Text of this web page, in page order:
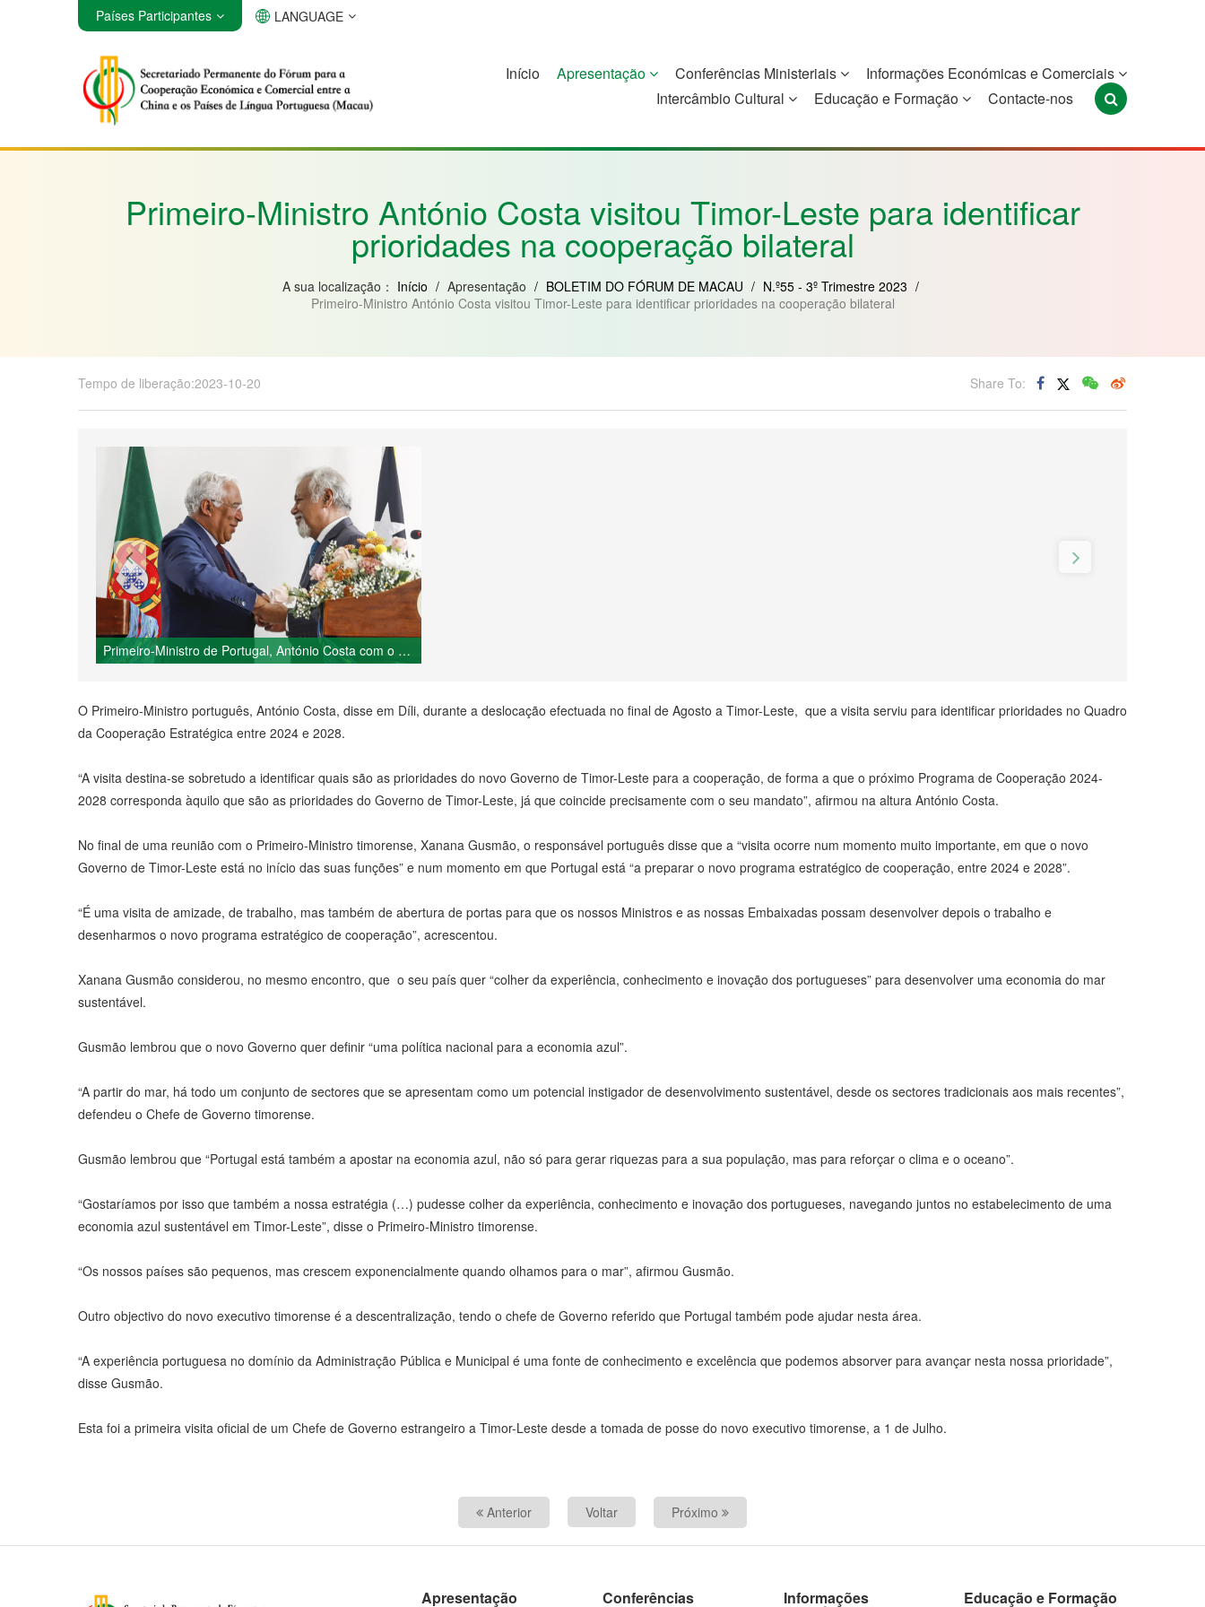
Angola Brasil Cabo Verde Guiné Equatorial Moçambique Portugal
São Tomé e
Timor-Leste
Países Participantes LANGUAGE
Início Apresentação Conferências Ministeriais
Informações Económicas e Comerciais
Intercâmbio Cultural
Educação e Formação Contacte-nos
Primeiro-Ministro António Costa visitou Timor-Leste para identificar
prioridades na cooperação bilateral
A sua localização： Início / Apresentação / BOLETIM DO FÓRUM DE MACAU / N.º55 - 3º Trimestre 2023 /
Primeiro-Ministro António Costa visitou Timor-Leste para identificar prioridades na cooperação bilateral
Tempo de liberação:2023-10-20 Share To:
Primeiro-Ministro de Portugal, António Costa com o Primeiro-Ministro de Timor-Leste Xanana Gusmão
O Primeiro-Ministro português, António Costa, disse em Díli, durante a deslocação efectuada no final de Agosto a Timor-Leste, que a visita serviu para identificar prioridades no Quadro
da Cooperação Estratégica entre 2024 e 2028.
“A visita destina-se sobretudo a identificar quais são as prioridades do novo Governo de Timor-Leste para a cooperação, de forma a que o próximo Programa de Cooperação 2024-
2028 corresponda àquilo que são as prioridades do Governo de Timor-Leste, já que coincide precisamente com o seu mandato”, afirmou na altura António Costa.
No final de uma reunião com o Primeiro-Ministro timorense, Xanana Gusmão, o responsável português disse que a “visita ocorre num momento muito importante, em que o novo
Governo de Timor-Leste está no início das suas funções” e num momento em que Portugal está “a preparar o novo programa estratégico de cooperação, entre 2024 e 2028”.
“É uma visita de amizade, de trabalho, mas também de abertura de portas para que os nossos Ministros e as nossas Embaixadas possam desenvolver depois o trabalho e
desenharmos o novo programa estratégico de cooperação”, acrescentou.
Xanana Gusmão considerou, no mesmo encontro, que o seu país quer “colher da experiência, conhecimento e inovação dos portugueses” para desenvolver uma economia do mar
sustentável.
Gusmão lembrou que o novo Governo quer definir “uma política nacional para a economia azul”.
“A partir do mar, há todo um conjunto de sectores que se apresentam como um potencial instigador de desenvolvimento sustentável, desde os sectores tradicionais aos mais recentes”,
defendeu o Chefe de Governo timorense.
Gusmão lembrou que “Portugal está também a apostar na economia azul, não só para gerar riquezas para a sua população, mas para reforçar o clima e o oceano”.
“Gostaríamos por isso que também a nossa estratégia (…) pudesse colher da experiência, conhecimento e inovação dos portugueses, navegando juntos no estabelecimento de uma
economia azul sustentável em Timor-Leste”, disse o Primeiro-Ministro timorense.
“Os nossos países são pequenos, mas crescem exponencialmente quando olhamos para o mar”, afirmou Gusmão.
Outro objectivo do novo executivo timorense é a descentralização, tendo o chefe de Governo referido que Portugal também pode ajudar nesta área.
“A experiência portuguesa no domínio da Administração Pública e Municipal é uma fonte de conhecimento e excelência que podemos absorver para avançar nesta nossa prioridade”,
disse Gusmão.
Esta foi a primeira visita oficial de um Chefe de Governo estrangeiro a Timor-Leste desde a tomada de posse do novo executivo timorense, a 1 de Julho.
Anterior Voltar Próximo
Apresentação Conferências Informações Educação e Formação